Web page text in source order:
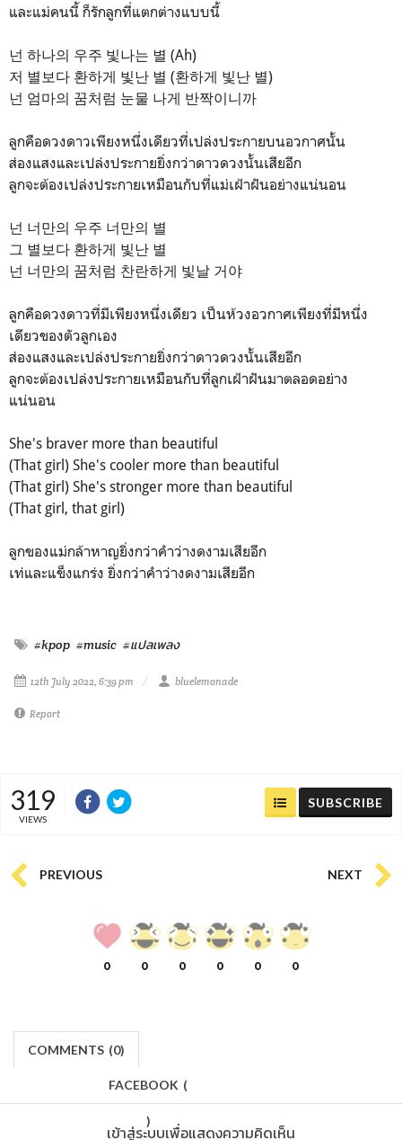
และแม่คนนี้ ก็รักลูกที่แตกต่างแบบนี้
넌 하나의 우주 빛나는 별 (Ah)
저 별보다 환하게 빛난 별 (환하게 빛난 별)
넌 엄마의 꿈처럼 눈물 나게 반짝이니까
ลูกคือดวงดาวเพียงหนึ่งเดียวที่เปล่งประกายบนอวกาศนั้น
ส่องแสงและเปล่งประกายยิ่งกว่าดาวดวงนั้นเสียอีก
ลูกจะต้องเปล่งประกายเหมือนกับที่แม่เฝ้าฝันอย่างแน่นอน
넌 너만의 우주 너만의 별
그 별보다 환하게 빛난 별
넌 너만의 꿈처럼 찬란하게 빛날 거야
ลูกคือดวงดาวที่มีเพียงหนึ่งเดียว เป็นห้วงอวกาศเพียงที่มีหนึ่ง
เดียวของตัวลูกเอง
ส่องแสงและเปล่งประกายยิ่งกว่าดาวดวงนั้นเสียอีก
ลูกจะต้องเปล่งประกายเหมือนกับที่ลูกเฝ้าฝันมาตลอดอย่าง
แน่นอน
She's braver more than beautiful
(That girl) She's cooler more than beautiful
(That girl) She's stronger more than beautiful
(That girl, that girl)
ลูกของแม่กล้าหาญยิ่งกว่าคำว่างดงามเสียอีก
เท่และแข็งแกร่ง ยิ่งกว่าคำว่างดงามเสียอีก
#kpop #music #แปลเพลง
12th July 2022, 6:39 pm bluelemonade
Report
319
VIEWS
SUBSCRIBE
PREVIOUS NEXT
0 0 0 0 0 0
COMMENTS (0)
FACEBOOK (
)
เข้าสู่ระบบเพื่อแสดงความคิดเห็น